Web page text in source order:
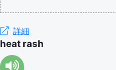
詳細
heat rash